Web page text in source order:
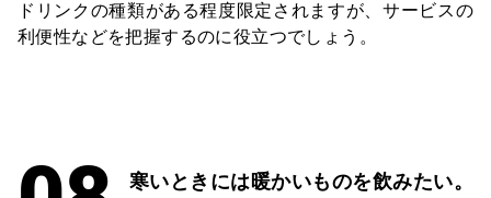
ドリンクの種類がある程度限定されますが、サービスの
利便性などを把握するのに役立つでしょう。
寒いときには暖かいものを飲みたい。